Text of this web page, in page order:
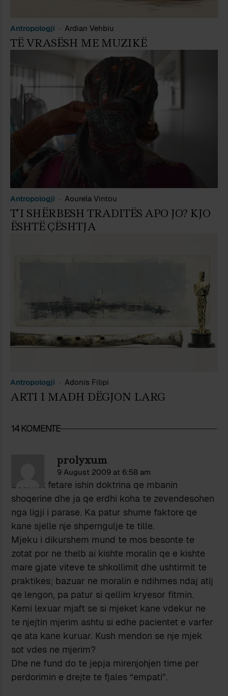
Antropologji Ardian Vehbiu
TË VRASËSH ME MUZIKË
Antropologji Aourela Vintou
T’I SHËRBESH TRADITËS APO JO? KJO
ËSHTË ÇËSHTJA
Antropologji Adonis Filipi
ARTI I MADH DËGJON LARG
14 KOMENTE
prolyxum
9 August 2009 at 6:58 am
Besimet fetare ishin doktrina qe mbanin
shoqerine dhe ja qe erdhi koha te zevendesohen
nga ligji i parase. Ka patur shume faktore qe
kane sjelle nje shperngulje te tille.
Mjeku i dikurshem mund te mos besonte te
zotat por ne thelb ai kishte moralin qe e kishte
mare gjate viteve te shkollimit dhe ushtirmit te
praktikes; bazuar ne moralin e ndihmes ndaj atij
qe lengon, pa patur si qellim kryesor fitmin.
Kemi lexuar mjaft se si mjeket kane vdekur ne
te njejtin mjerim ashtu si edhe pacientet e varfer
qe ata kane kuruar. Kush mendon se nje mjek
sot vdes ne mjerim?
Dhe ne fund do te jepja mirenjohjen time per
perdorimin e drejte te fjales “empati”.